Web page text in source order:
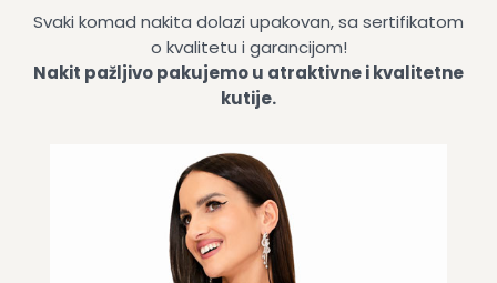
Svaki komad nakita dolazi upakovan, sa sertifikatom
o kvalitetu i garancijom!
Nakit pažljivo pakujemo u atraktivne i kvalitetne
kutije.